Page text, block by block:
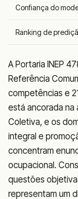
Confiança do
Ranking de
A Portaria INEP
Referência
competências e
está ancorada na
Coletiva, e os
integral e
concentram
ocupacional.
questões
representam um